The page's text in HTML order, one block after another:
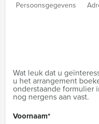
Persoonsgegevens
Wat leuk dat u
u het arrangement
onderstaande formulier
nog nergens aan vast.
Voornaam*